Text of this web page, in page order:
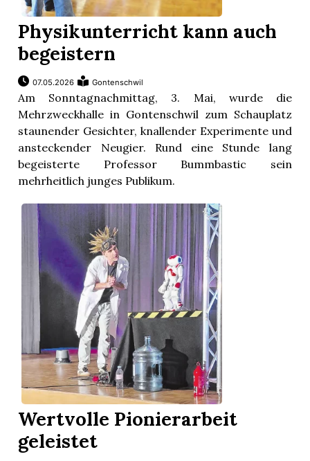
Physikunterricht kann auch
begeistern
07.05.2026 Gontenschwil
Am Sonntagnachmittag, 3. Mai, wurde die
Mehrzweckhalle in Gontenschwil zum Schauplatz
staunender Gesichter, knallender Experimente und
ansteckender Neugier. Rund eine Stunde lang
begeisterte Professor Bummbastic sein
mehrheitlich junges Publikum.
Wertvolle Pionierarbeit
geleistet